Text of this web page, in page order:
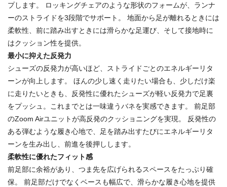
プします。 ロッキングチェアのような形状のフォームが、ランナ
ーのストライドを3段階でサポート。 地面から足が離れるときには
柔軟性、前に踏み出すときには滑らかな足運び、そして接地時に
はクッション性を提供。
最小に抑えた反発力
シューズの反発力が高いほど、ストライドごとのエネルギーリタ
ーンが向上します。 ほんの少し速く走りたい場合も、少しだけ楽
に走りたいときも、反発性に優れたシューズが軽い反発力で足裏
をプッシュ。これまでとは一味違うバネを実感できます。 前足部
のZoom Airユニットが高反発のクッショニングを実現。 反発性の
ある弾むような履き心地で、足を踏み出すたびにエネルギーリタ
ーンを生み出し、前進を後押しします。
柔軟性に優れたフィット感
前足部に余裕があり、つま先を広げられるスペースをたっぷり確
保。 前足部だけでなくベースも幅広で、滑らかな履き心地を提供